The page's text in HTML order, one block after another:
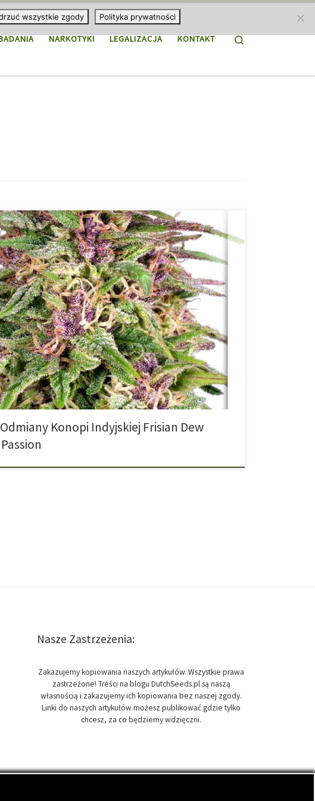
NARKOTYKI LEGALIZACJA KONTAKT Search
outdooru w fioletowej szacie Idealna do uprawy pod chmurką
outdoorowa hybryda od Dutch Passion, stworzona specjalnie
klimacie. To połączenie Super Skunk i Purple Star,
odporność na pleśń, duże plony i zjawiskowy wygląd – często z
Konopi Indyjskiej Frisian Dew
Nasze Zastrzeżenia:
Zakazujemy kopiowania naszych artykułów. Wszystkie prawa
zastrzeżone! Treści na blogu DutchSeeds.pl są naszą
własnością i zakazujemy ich kopiowania bez naszej zgody.
Linki do naszych artykułów możesz publikować gdzie tylko
chcesz, za co będziemy wdzięczni.
wszystkie zgody Polityka prywatności